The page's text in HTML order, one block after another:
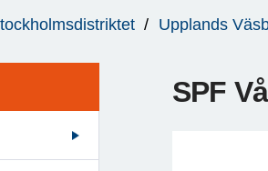
Upplands
SPF